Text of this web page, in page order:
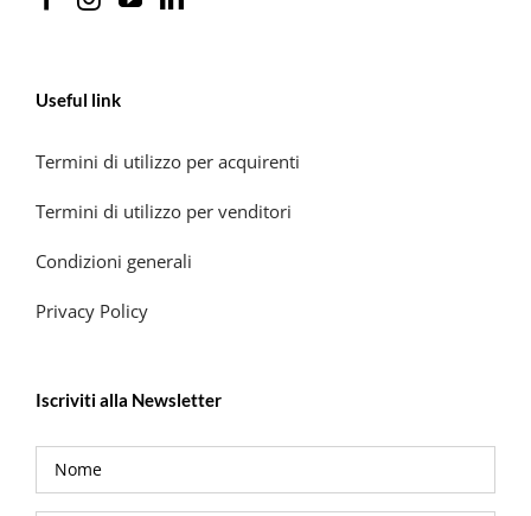
Useful link
Termini di utilizzo per acquirenti
Termini di utilizzo per venditori
Condizioni generali
Privacy Policy
Iscriviti alla Newsletter